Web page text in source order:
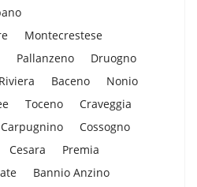
Montecrestese
Pallanzeno
Druogno
Baceno
Nonio
Toceno
Craveggia
Cossogno
Cesara
Premia
Bannio Anzino